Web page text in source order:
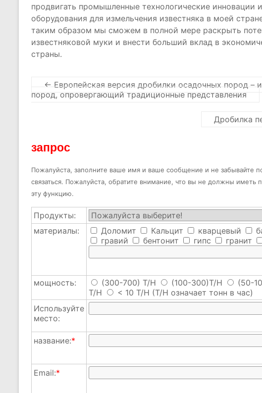
продвигать промышленные технологические инновации
оборудования для измельчения известняка в моей
таким образом мы сможем в полной мере раскрыть
известняковой муки и внести больший вклад в
страны.
← Европейская версия дробилки осадочных пород –
пород, опровергающий традиционные представления
Дробилка
запрос
Пожалуйста, заполните ваше имя и ваше сообщение и не забывайте
связаться. Пожалуйста, обратите внимание, что вы не должны иметь
эту функцию.
Продукты:
материалы:
Доломит Кальцит кварцевый
гравий
бентонит гипс гранит
мощность: (300-700) T/H (100-300)T/H (50-
T/H
< 10 T/H (T/H означает тонн в час)
Используйте
место:
название:*
Email:*